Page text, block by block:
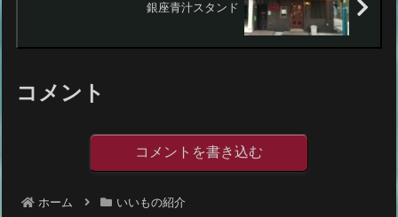
銀座青汁スタンド
コメント
コメントを書き込む
ホーム いいもの紹介